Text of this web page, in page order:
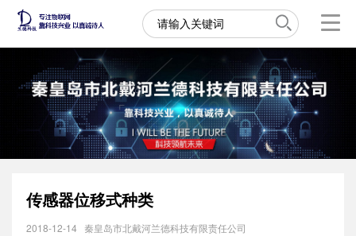
传感器位移式种类
2018-12-14 秦皇岛市北戴河兰德科技有限责任公司